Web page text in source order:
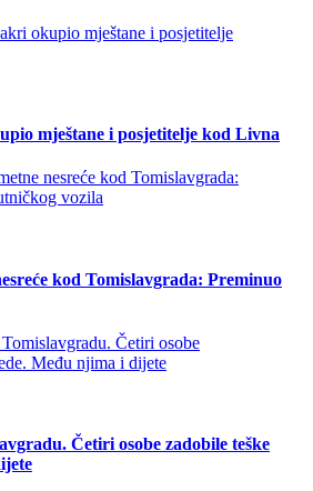
mještane i posjetitelje kod Livna
kod Tomislavgrada: Preminuo
Četiri osobe zadobile teške